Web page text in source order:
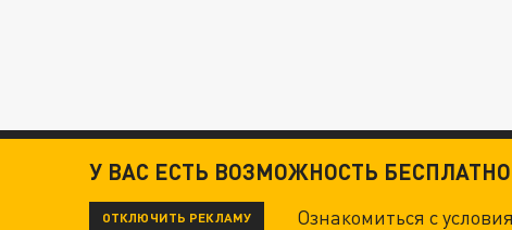
У ВАС ЕСТЬ ВОЗМОЖНОСТЬ
ОТКЛЮЧИТЬ РЕКЛАМУ Ознакомиться с